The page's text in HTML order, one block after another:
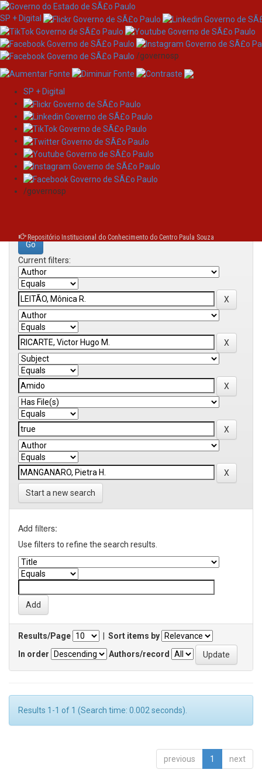
Skip
navigation
SP + Digital
/governosp
SP + Digital
/governosp
Repositório Institucional do Conhecimento do Centro Paula Souza
Search
Search:
Current filters:
Start a new search
Add filters:
Use filters to refine the search results.
Results/Page
Sort items by
In order
Authors/record
Results 1-1 of 1 (Search time: 0.002 seconds).
previous 1 next